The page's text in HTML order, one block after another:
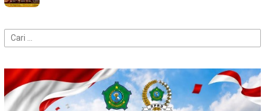
Cari
untuk: